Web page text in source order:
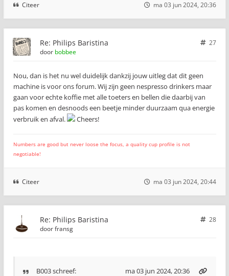
Citeer ma 03 jun 2024, 20:36
Re: Philips Baristina
27
door bobbee
Nou, dan is het nu wel duidelijk dankzij jouw uitleg dat dit geen
machine is voor ons forum. Wij zijn geen nespresso drinkers maar
gaan voor echte koffie met alle toeters en bellen die daarbij van
pas komen en desnoods een beetje minder duurzaam qua energie
verbruik en afval.
Cheers!
Numbers are good but never loose the focus, a quality cup profile is not
negotiable!
Citeer ma 03 jun 2024, 20:44
Re: Philips Baristina
28
doorfransg
B003schreef: ma 03 jun 2024, 20:36